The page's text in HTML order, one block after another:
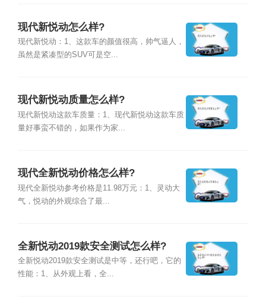
现代新悦动怎么样?
现代新悦动：1、这款车的颜值很高，帅气逼人，
虽然是紧凑型的SUV可是空...
现代新悦动质量怎么样?
现代新悦动这款车质量：1、现代新悦动这款车质
量好事蛮不错的，如果作为家...
现代全新悦动价格怎么样?
现代全新悦动参考价格是11.98万元：1、灵动大
气，悦动的外观综合了最...
全新悦动2019款安全测试怎么样?
全新悦动2019款安全测试是中等，还行吧，它的
性能：1、从外观上看，全...